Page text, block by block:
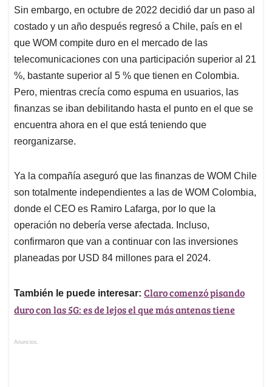
Sin embargo, en octubre de 2022 decidió dar un paso al
costado y un año después regresó a Chile, país en el
que WOM compite duro en el mercado de las
telecomunicaciones con una participación superior al 21
%, bastante superior al 5 % que tienen en Colombia.
Pero, mientras crecía como espuma en usuarios, las
finanzas se iban debilitando hasta el punto en el que se
encuentra ahora en el que está teniendo que
reorganizarse.
Ya la compañía aseguró que las finanzas de WOM Chile
son totalmente independientes a las de WOM Colombia,
donde el CEO es Ramiro Lafarga, por lo que la
operación no debería verse afectada. Incluso,
confirmaron que van a continuar con las inversiones
planeadas por USD 84 millones para el 2024.
También le puede interesar: Claro comenzó pisando
duro con las 5G: es de lejos el que más antenas tiene
Anuncios.